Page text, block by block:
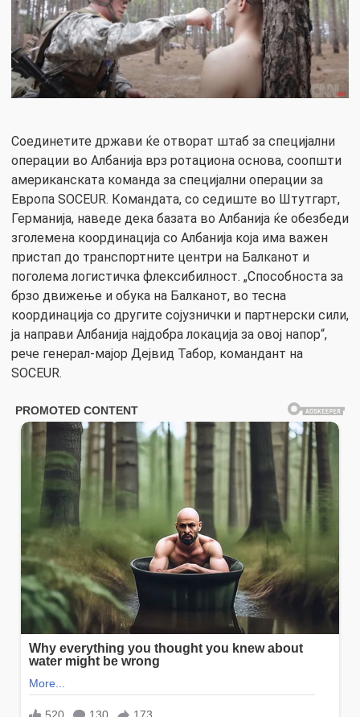
Соединетите држави ќе отворат штаб за специјални
операции во Албанија врз ротациона основа, соопшти
американската команда за специјални операции за
Европа SOCEUR. Командата, со седиште во Штутгарт,
Германија, наведе дека базата во Албанија ќе обезбеди
зголемена координација со Албанија која има важен
пристап до транспортните центри на Балканот и
поголема логистичка флексибилност. „Способноста за
брзо движење и обука на Балканот, во тесна
координација со другите сојузнички и партнерски сили,
ја направи Албанија најдобра локација за овој напор“,
рече генерал-мајор Дејвид Табор, командант на
SOCEUR.